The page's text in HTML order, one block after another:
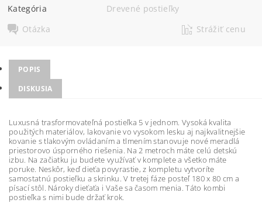
Kategória
Drevené postieľky
Otázka
Strážiť cenu
POPIS
DISKUSIA
Luxusná trasformovateľná postieľka 5 v jednom. Vysoká kvalita
použitých materiálov, lakovanie vo vysokom lesku aj najkvalitnejšie
kovanie s tlakovým ovládaním a tlmením stanovuje nové meradlá
priestorovo úsporného riešenia. Na 2 metroch máte celú detskú
izbu. Na začiatku ju budete využívať v komplete a všetko máte
poruke. Neskôr, keď dieťa povyrastie, z kompletu vytvoríte
samostatnú postieľku a skrinku. V tretej fáze posteľ 180 x 80 cm a
písací stôl. Nároky dieťaťa i Vaše sa časom menia. Táto kombi
postieľka s nimi bude držať krok.